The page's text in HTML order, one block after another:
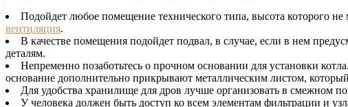
Подойдет любое помещение технического типа, высота которого
вентиляция.
В качестве помещения подойдет подвал, в случае, если в нем
деталям.
Непременно позаботьтесь о прочном основании для установки
основание дополнительно прикрывают металлическим листом,
Для удобства хранилище для дров лучше организовать в смежном
У человека должен быть доступ ко всем элементам фильтрации и